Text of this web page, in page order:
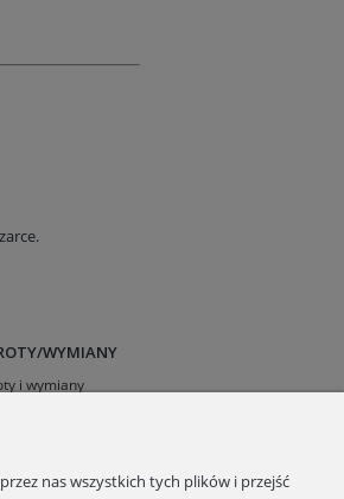
WYMIANY
i wymiany
nas wszystkich tych plików i przejść